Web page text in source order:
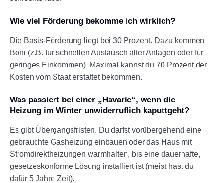
Wie viel Förderung bekomme ich wirklich?
Die Basis-Förderung liegt bei 30 Prozent. Dazu kommen
Boni (z.B. für schnellen Austausch alter Anlagen oder für
geringes Einkommen). Maximal kannst du 70 Prozent der
Kosten vom Staat erstattet bekommen.
Was passiert bei einer „Havarie“, wenn die
Heizung im Winter unwiderruflich kaputtgeht?
Es gibt Übergangsfristen. Du darfst vorübergehend eine
gebrauchte Gasheizung einbauen oder das Haus mit
Stromdirektheizungen warmhalten, bis eine dauerhafte,
gesetzeskonforme Lösung installiert ist (meist hast du
dafür 5 Jahre Zeit).